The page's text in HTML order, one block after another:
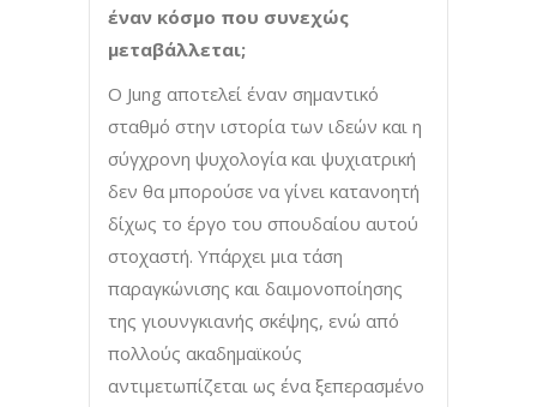
έναν κόσμο που συνεχώς
μεταβάλλεται;
Ο Jung αποτελεί έναν σημαντικό
σταθμό στην ιστορία των ιδεών και η
σύγχρονη ψυχολογία και ψυχιατρική
δεν θα μπορούσε να γίνει κατανοητή
δίχως το έργο του σπουδαίου αυτού
στοχαστή. Υπάρχει μια τάση
παραγκώνισης και δαιμονοποίησης
της γιουνγκιανής σκέψης, ενώ από
πολλούς ακαδημαϊκούς
αντιμετωπίζεται ως ένα ξεπερασμένο